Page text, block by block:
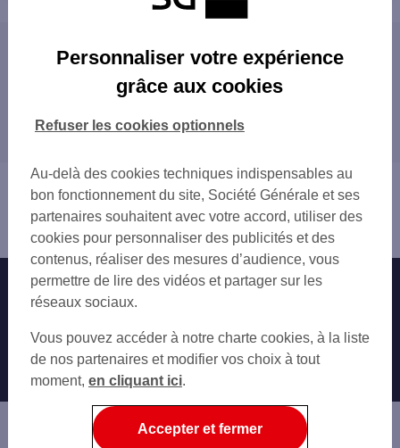
Les distributeurs/automates en France
LYON
NICE
NANTES
STRASBOURG
MONTPELLIER
BORDEAUX
LILLE
RENNES
LE HAVRE
SAINT-ETIENNE
TOULON
GRENOBLE
Tous nos distributeurs/automates en France
Trouver Votre agence SG
Trouver une agence bancaire
Distributeurs/automates
Nos engagements Nous contacter
Autres sites SG
Professionnels
Entreprises
Associations
Personnaliser votre expérience
grâce aux cookies
Au-delà des cookies techniques indispensables au
bon fonctionnement du site, Société Générale et ses
partenaires souhaitent avec votre accord, utiliser des
cookies pour personnaliser des publicités et des
contenus, réaliser des mesures d’audience, vous
permettre de lire des vidéos et partager sur les
réseaux sociaux.
Vous pouvez accéder à notre charte cookies, à la liste
de nos partenaires et modifier vos choix à tout
moment, en cliquant ici.
Refuser les cookies optionnels
Accepter et fermer